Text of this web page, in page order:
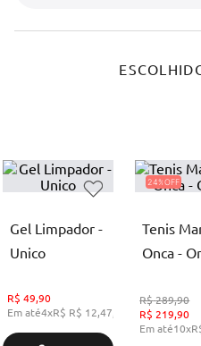
Gel Limpador -
Unico
R$ 49,90
Em até4xR$ R$ 12,47 sem juros
24%
Tenis
Onca -
R$289,90
R$ 219,90
Em até10x